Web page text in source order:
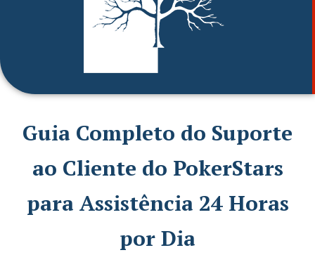
Guia Completo do Suporte
ao Cliente do PokerStars
para Assistência 24 Horas
por Dia